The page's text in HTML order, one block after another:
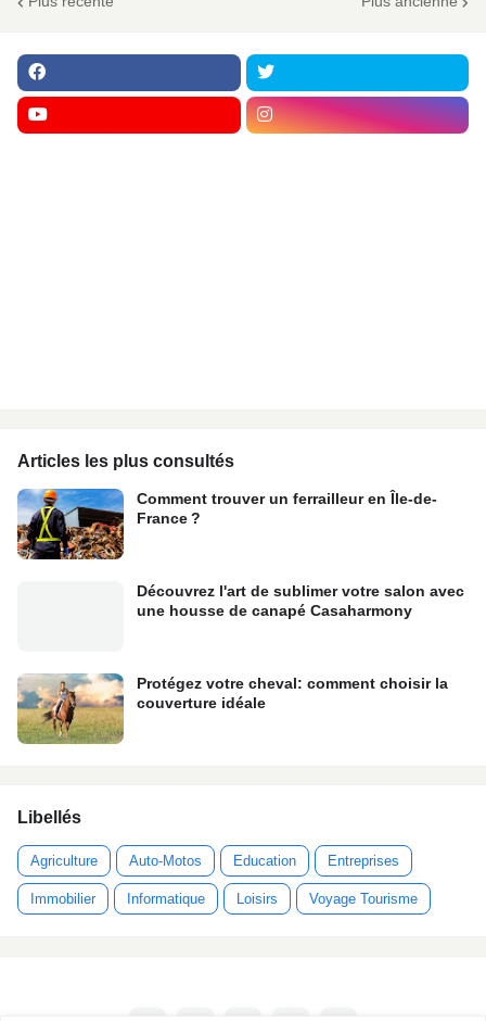
Articles les plus consultés
Comment trouver un ferrailleur en Île-de-
France ?
Découvrez l'art de sublimer votre salon avec
une housse de canapé Casaharmony
Protégez votre cheval: comment choisir la
couverture idéale
Libellés
Agriculture Auto-Motos Education Entreprises
Immobilier Informatique Loisirs Voyage Tourisme